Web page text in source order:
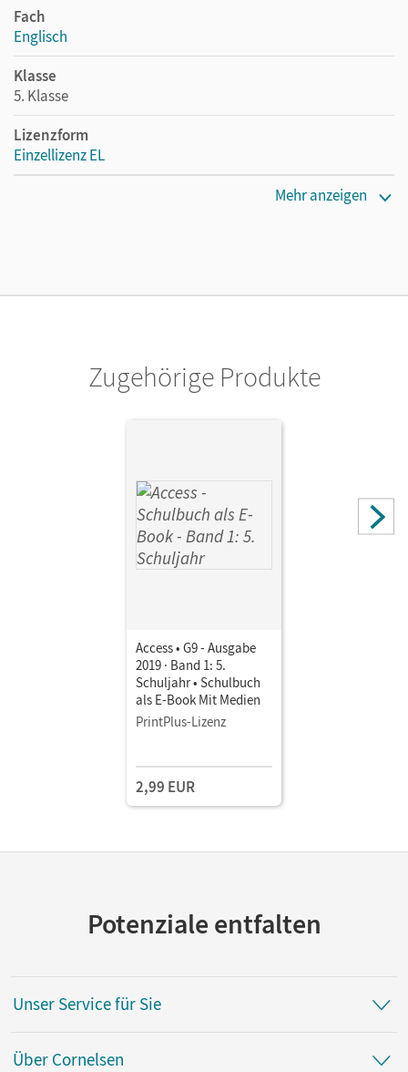
Fach
Englisch
Klasse
5. Klasse
Lizenzform
Einzellizenz EL
Mehr anzeigen
Zugehörige Produkte
Access • G9 - Ausgabe
2019 · Band 1: 5.
Schuljahr • Schulbuch
als E-Book Mit Medien
PrintPlus-Lizenz
2,99 EUR
Potenziale entfalten
Unser Service für Sie
Über Cornelsen